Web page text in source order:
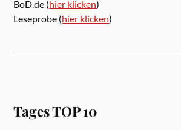
BoD.de (hier klicken)
Leseprobe (hier klicken)
Tages TOP 10